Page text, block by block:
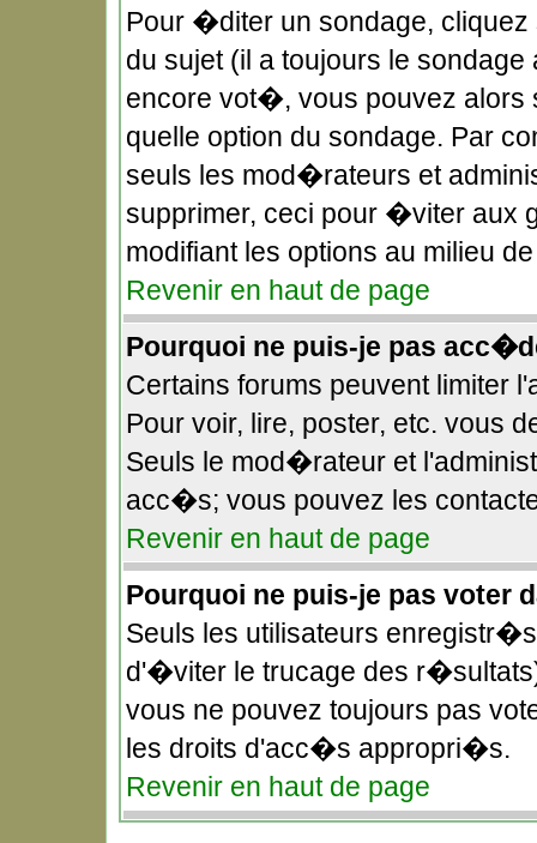
Pour �diter un sondage, cliquez
du sujet (il a toujours le
encore vot�, vous pouvez alors
quelle option du sondage. Par
seuls les mod�rateurs et
supprimer, ceci pour �viter aux
modifiant les options au milieu
Revenir en haut de page
Pourquoi ne puis-je pas
Certains forums peuvent limiter
Pour voir, lire, poster, etc. vous
Seuls le mod�rateur et
acc�s; vous pouvez les
Revenir en haut de page
Pourquoi ne puis-je pas voter
Seuls les utilisateurs
d'�viter le trucage des
vous ne pouvez toujours pas
les droits d'acc�s appropri�s.
Revenir en haut de page